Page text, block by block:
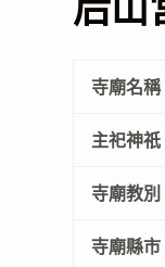
寺廟名稱
主祀神祇
寺廟教別
寺廟縣市